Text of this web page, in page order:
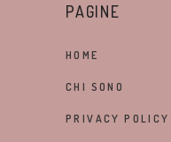
PAGINE
HOME
CHI SONO
PRIVACY POLICY